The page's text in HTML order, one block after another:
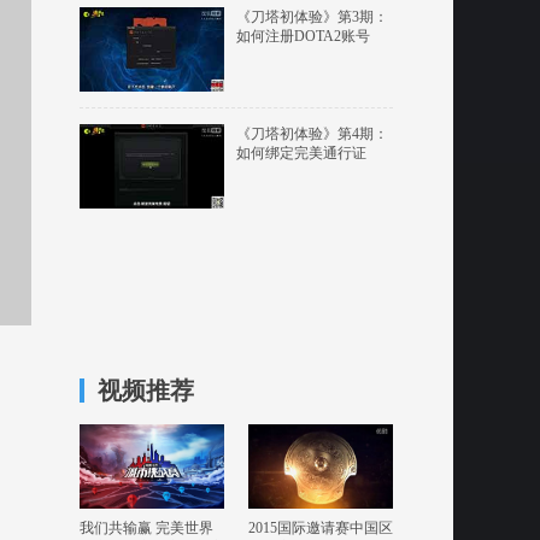
《刀塔初体验》第3期：
如何注册DOTA2账号
《刀塔初体验》第4期：
如何绑定完美通行证
视频推荐
我们共输赢 完美世界
2015国际邀请赛中国区